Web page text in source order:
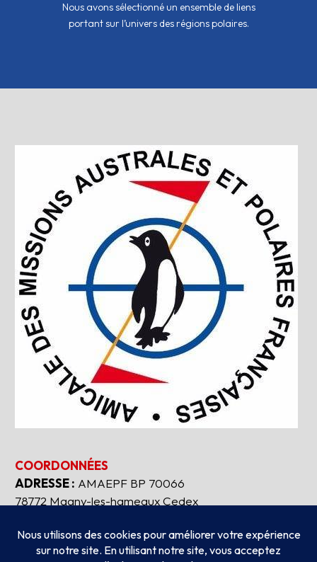
Nous avons sélectionné un ensemble de liens
portant sur l’univers des régions polaires.
COORDONNÉES
ADRESSE : AMAEPF BP 70066
78772 Magny-les-hameaux Cedex